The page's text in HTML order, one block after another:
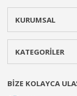
KURUMSAL
KATEGORİLER
BİZE KOLAYCA